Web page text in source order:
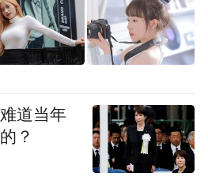
道当年
？